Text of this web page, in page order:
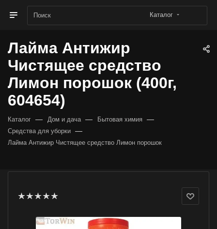
Каталог
Лайма Антижир
Чистящее средство
Лимон порошок (400г,
604654)
Каталог — Дом и дача — Бытовая химия —
Средства для уборки —
Лайма Антижир Чистящее средство Лимон порошок